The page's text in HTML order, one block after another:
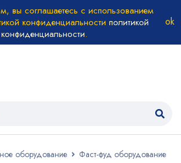
вы соглашаетесь с использованием
конфиденциальности политикой
конфиденциальности.
оборудование
Фаст-фуд оборудование